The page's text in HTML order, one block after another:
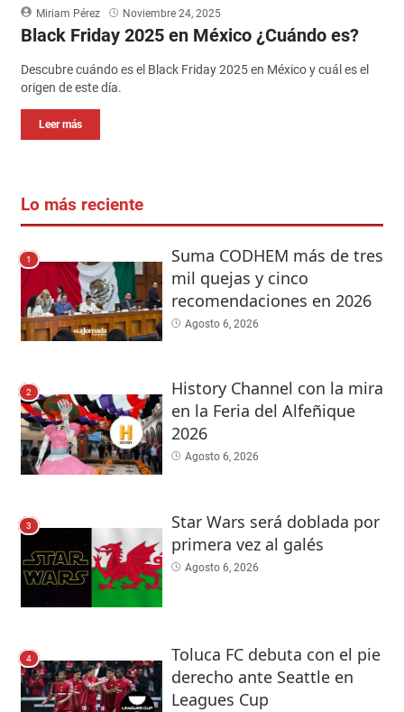
Miriam Pérez Noviembre 24, 2025
Black Friday 2025 en México ¿Cuándo es?
Descubre cuándo es el Black Friday 2025 en México y cuál es el
origen de este día.
Leer más
Lo más reciente
1
Suma CODHEM más de tres
mil quejas y cinco
recomendaciones en 2026
Agosto 6, 2026
2
History Channel con la mira
en la Feria del Alfeñique
2026
Agosto 6, 2026
3
Star Wars será doblada por
primera vez al galés
Agosto 6, 2026
4
Toluca FC debuta con el pie
derecho ante Seattle en
Leagues Cup